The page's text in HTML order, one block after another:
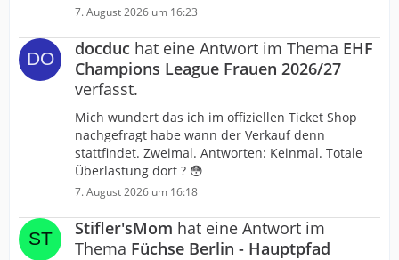
7. August 2026 um 16:23
docduc hat eine Antwort im Thema EHF
Champions League Frauen 2026/27
verfasst.
Mich wundert das ich im offiziellen Ticket Shop
nachgefragt habe wann der Verkauf denn
stattfindet. Zweimal. Antworten: Keinmal. Totale
Überlastung dort ? 😳
7. August 2026 um 16:18
Stifler'sMom hat eine Antwort im
Thema Füchse Berlin - Hauptpfad